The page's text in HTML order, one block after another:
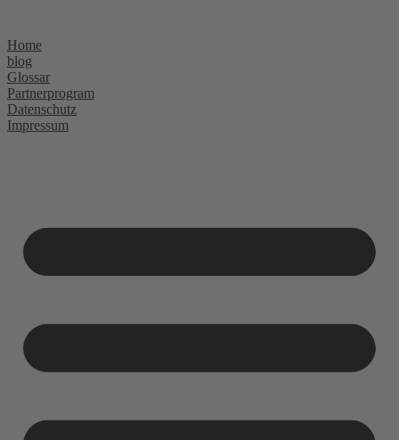
content
Home
blog
Glossar
Partnerprogram
Datenschutz
Impressum